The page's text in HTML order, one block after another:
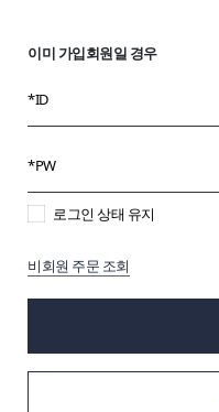
이미 가입회원일 경우
로그인 상태 유지
비회원 주문 조회